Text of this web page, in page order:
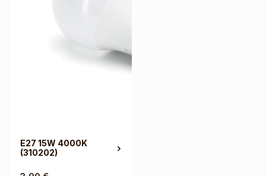
E27 15W 4000K
(310202)